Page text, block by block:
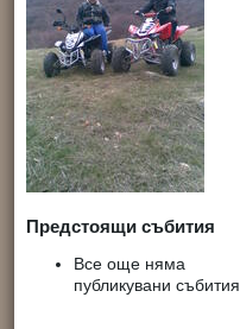
Предстоящи събития
Все още няма
публикувани събития